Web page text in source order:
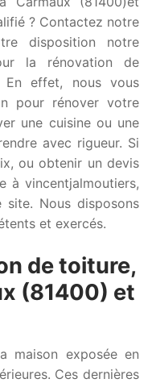
? Contactez notre
disposition notre
la rénovation de
En effet, nous vous
pour rénover votre
une cuisine ou une
avec rigueur. Si
ou obtenir un devis
à vincentjalmoutiers,
Nous disposons
et exercés.
de toiture,
(81400) et
maison exposée en
Ces dernières